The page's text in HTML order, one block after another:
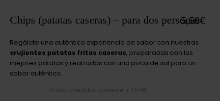
Chips (patatas caseras) – para dos personas
5,50€
Regálate una auténtica experiencia de sabor con nuestras
crujientes patatas fritas caseras, preparadas con las
mejores patatas y realzadas con una pizca de sal para un
sabor auténtico.
Salsa cheddar caliente + 1,50€.